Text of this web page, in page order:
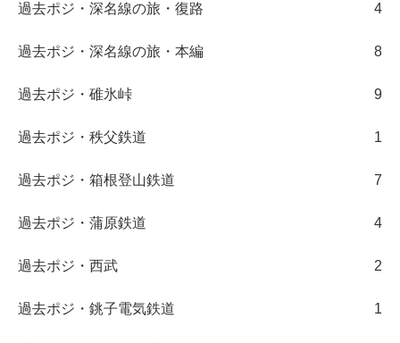
過去ポジ・深名線の旅・復路 4
過去ポジ・深名線の旅・本編 8
過去ポジ・碓氷峠 9
過去ポジ・秩父鉄道 1
過去ポジ・箱根登山鉄道 7
過去ポジ・蒲原鉄道 4
過去ポジ・西武 2
過去ポジ・銚子電気鉄道 1